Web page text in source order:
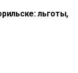
льготы,